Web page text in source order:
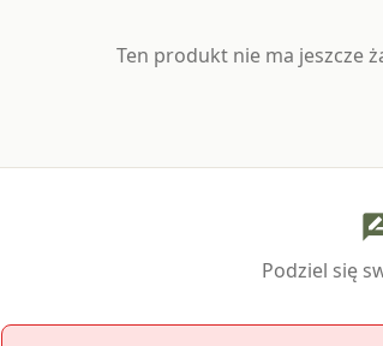
Ten produkt nie ma jeszcze
Podziel się